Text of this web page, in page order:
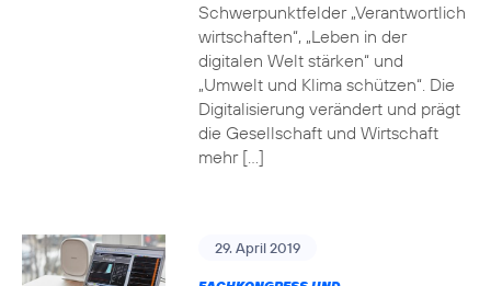
Schwerpunktfelder „Verantwortlich
wirtschaften“, „Leben in der
digitalen Welt stärken“ und
„Umwelt und Klima schützen“. Die
Digitalisierung verändert und prägt
die Gesellschaft und Wirtschaft
mehr […]
29. April 2019